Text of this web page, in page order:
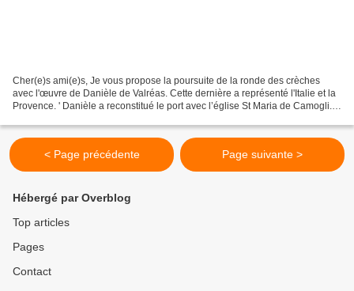
Cher(e)s ami(e)s, Je vous propose la poursuite de la ronde des crèches
avec l'œuvre de Danièle de Valréas. Cette dernière a représenté l'Italie et la
Provence. ' Danièle a reconstitué le port avec l’église St Maria de Camogli.
< Page précédente Page suivante >
Hébergé par Overblog
Top articles
Pages
Contact